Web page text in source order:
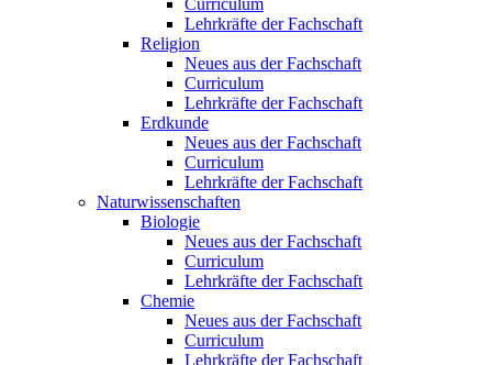
Lehrkräfte der Fachschaft
Religion
Neues aus der Fachschaft
Curriculum
Lehrkräfte der Fachschaft
Erdkunde
Neues aus der Fachschaft
Curriculum
Lehrkräfte der Fachschaft
Naturwissenschaften
Biologie
Neues aus der Fachschaft
Curriculum
Lehrkräfte der Fachschaft
Chemie
Neues aus der Fachschaft
Curriculum
Lehrkräfte der Fachschaft